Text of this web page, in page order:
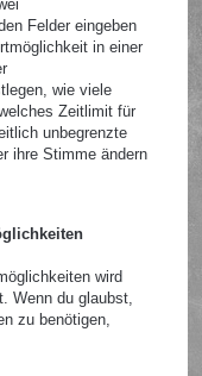
Felder eingeben
in einer
wie viele
Zeitlimit für
unbegrenzte
ihre Stimme ändern
wird
Wenn du glaubst,
zu benötigen,